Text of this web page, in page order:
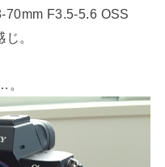
70mm F3.5-5.6 OSS
。
。